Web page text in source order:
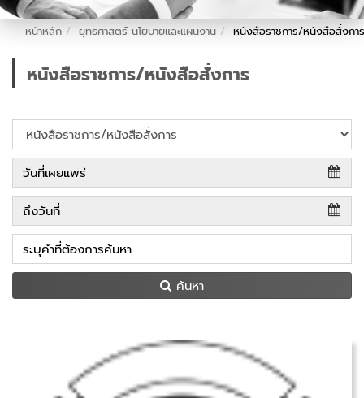
หน้าหลัก ยุทธศาสตร์ นโยบายและแผนงาน หนังสือราชการ/หนังสือสั่งกา
หนังสือราชการ/หนังสือสั่งการ
ค้นหา